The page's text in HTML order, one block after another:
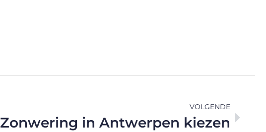
VOLGENDE
Zonwering in Antwerpen kiezen